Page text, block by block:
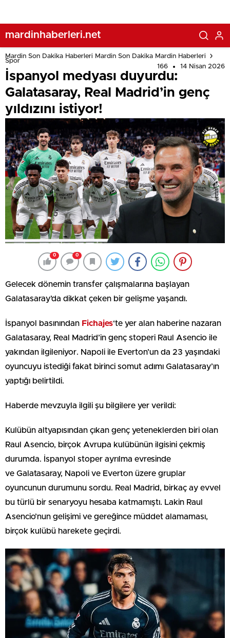
mardinhaberleri.net
Mardin Son Dakika Haberleri Mardin Son Dakika Mardin Haberleri
Spor
166
14 Nisan 2026
İspanyol medyası duyurdu:
Galatasaray, Real Madrid’in genç
yıldızını istiyor!
0 0
Gelecek dönemin transfer çalışmalarına başlayan
Galatasaray’da dikkat çeken bir gelişme yaşandı.
İspanyol basınından Fichajes‘te yer alan haberine nazaran
Galatasaray, Real Madrid’in genç stoperi Raul Asencio ile
yakından ilgileniyor. Napoli ile Everton’un da 23 yaşındaki
oyuncuyu istediği fakat birinci somut adımı Galatasaray’ın
yaptığı belirtildi.
Haberde mevzuyla ilgili şu bilgilere yer verildi:
Kulübün altyapısından çıkan genç yeteneklerden biri olan
Raul Asencio, birçok Avrupa kulübünün ilgisini çekmiş
durumda. İspanyol stoper ayrılma evresinde
ve Galatasaray, Napoli ve Everton üzere gruplar
oyuncunun durumunu sordu. Real Madrid, birkaç ay evvel
bu türlü bir senaryoyu hesaba katmamıştı. Lakin Raul
Asencio’nun gelişimi ve gereğince müddet alamaması,
birçok kulübü harekete geçirdi.